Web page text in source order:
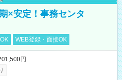
×安定！事務センタ
WEB登録・面接OK
円